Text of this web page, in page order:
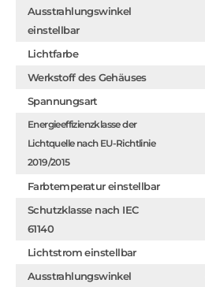
Ausstrahlungswinkel
einstellbar
Lichtfarbe
Werkstoff des Gehäuses
Spannungsart
Energieeffizienzklasse der
Lichtquelle nach EU-Richtlinie
2019/2015
Farbtemperatur einstellbar
Schutzklasse nach IEC
61140
Lichtstrom einstellbar
Ausstrahlungswinkel